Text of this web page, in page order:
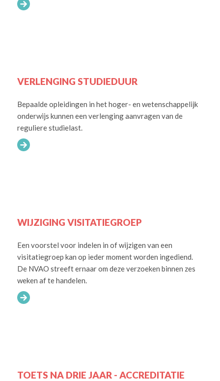
VERLENGING STUDIEDUUR
Bepaalde opleidingen in het hoger- en wetenschappelijk
onderwijs kunnen een verlenging aanvragen van de
reguliere studielast.
WIJZIGING VISITATIEGROEP
Een voorstel voor indelen in of wijzigen van een
visitatiegroep kan op ieder moment worden ingediend.
De NVAO streeft ernaar om deze verzoeken binnen zes
weken af te handelen.
TOETS NA DRIE JAAR - ACCREDITATIE